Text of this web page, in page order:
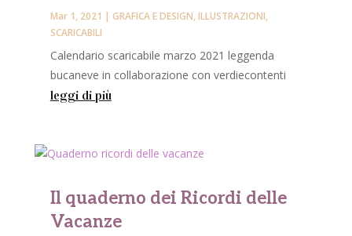
Mar 1, 2021 | GRAFICA E DESIGN,ILLUSTRAZIONI,
SCARICABILI
Calendario scaricabile marzo 2021 leggenda
bucaneve in collaborazione con verdiecontenti
leggi di più
Il quaderno dei Ricordi delle
Vacanze